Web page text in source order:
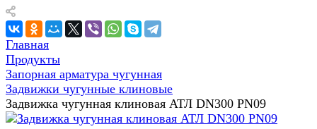
Главная
Продукты
Запорная арматура чугунная
Задвижки чугунные клиновые
Задвижка чугунная клиновая АТЛ DN300 PN09